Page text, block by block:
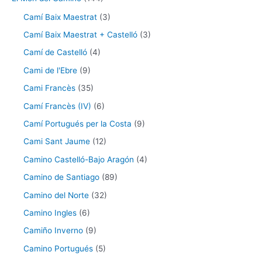
Camí Baix Maestrat (3)
Camí Baix Maestrat + Castelló (3)
Camí de Castelló (4)
Cami de l'Ebre (9)
Cami Francès (35)
Camí Francès (IV) (6)
Camí Portugués per la Costa (9)
Cami Sant Jaume (12)
Camino Castelló-Bajo Aragón (4)
Camino de Santiago (89)
Camino del Norte (32)
Camino Ingles (6)
Camiño Inverno (9)
Camino Portugués (5)